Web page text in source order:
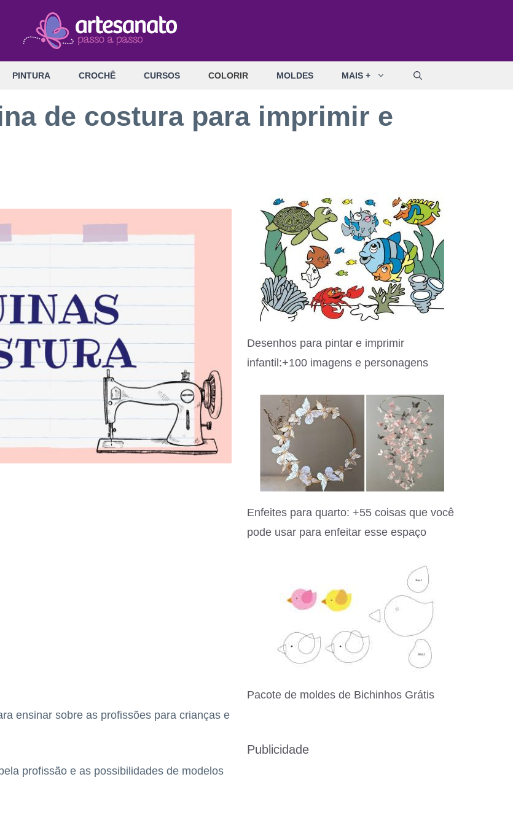
PINTURA CROCHÊ CURSOS COLORIR MOLDES MAIS +
de costura para imprimir e
ensinar sobre as profissões para crianças e
profissão e as possibilidades de modelos
Desenhos para pintar e imprimir
infantil:+100 imagens e personagens
Enfeites para quarto: +55 coisas que você
pode usar para enfeitar esse espaço
Pacote de moldes de Bichinhos Grátis
Publicidade